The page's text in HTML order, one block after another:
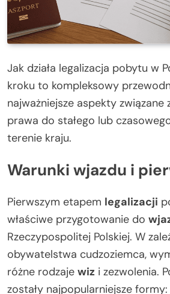
Jak działa legalizacja pobytu w
kroku to kompleksowy
najważniejsze aspekty związane
prawa do stałego lub
terenie kraju.
Warunki wjazdu i
Pierwszym etapem legalizacji
właściwe przygotowanie do
Rzeczypospolitej Polskiej. W
obywatelstwa cudzoziemca,
różne rodzaje wiz i zezwolenia.
zostały najpopularniejsze formy: